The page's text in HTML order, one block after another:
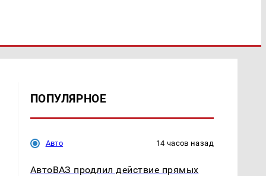
ПОПУЛЯРНОЕ
Авто 14 часов назад
АвтоВАЗ продлил действие прямых